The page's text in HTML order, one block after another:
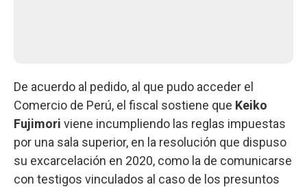
De acuerdo al pedido, al que pudo acceder el
Comercio de Perú, el fiscal sostiene que Keiko
Fujimori viene incumpliendo las reglas impuestas
por una sala superior, en la resolución que dispuso
su excarcelación en 2020, como la de comunicarse
con testigos vinculados al caso de los presuntos